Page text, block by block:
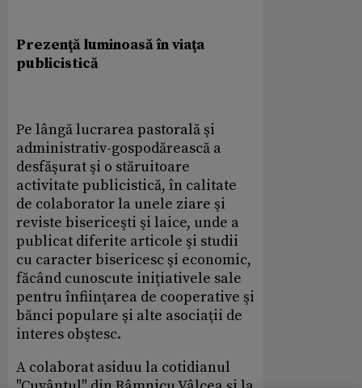
Prezenţă luminoasă în viaţa
publicistică
Pe lângă lucrarea pastorală şi
administrativ-gospodărească a
desfăşurat şi o stăruitoare
activitate publicistică, în calitate
de colaborator la unele ziare şi
reviste bisericeşti şi laice, unde a
publicat diferite articole şi studii
cu caracter bisericesc şi economic,
făcând cunoscute iniţiativele sale
pentru înfiinţarea de cooperative şi
bănci populare şi alte asociaţii de
interes obştesc.
A colaborat asiduu la cotidianul